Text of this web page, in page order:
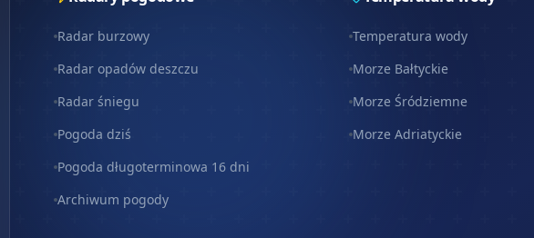
Radar burzowy
Radar opadów deszczu
Radar śniegu
Pogoda dziś
Pogoda długoterminowa 16 dni
Archiwum pogody
Temperatura wody
Morze Bałtyckie
Morze Śródziemne
Morze Adriatyckie